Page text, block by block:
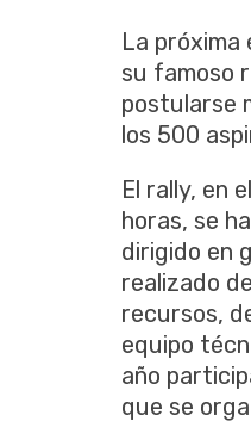
La próxima
su famoso
postularse
los 500
El rally, en
horas, se
dirigido en
realizado
recursos,
equipo
año
que se